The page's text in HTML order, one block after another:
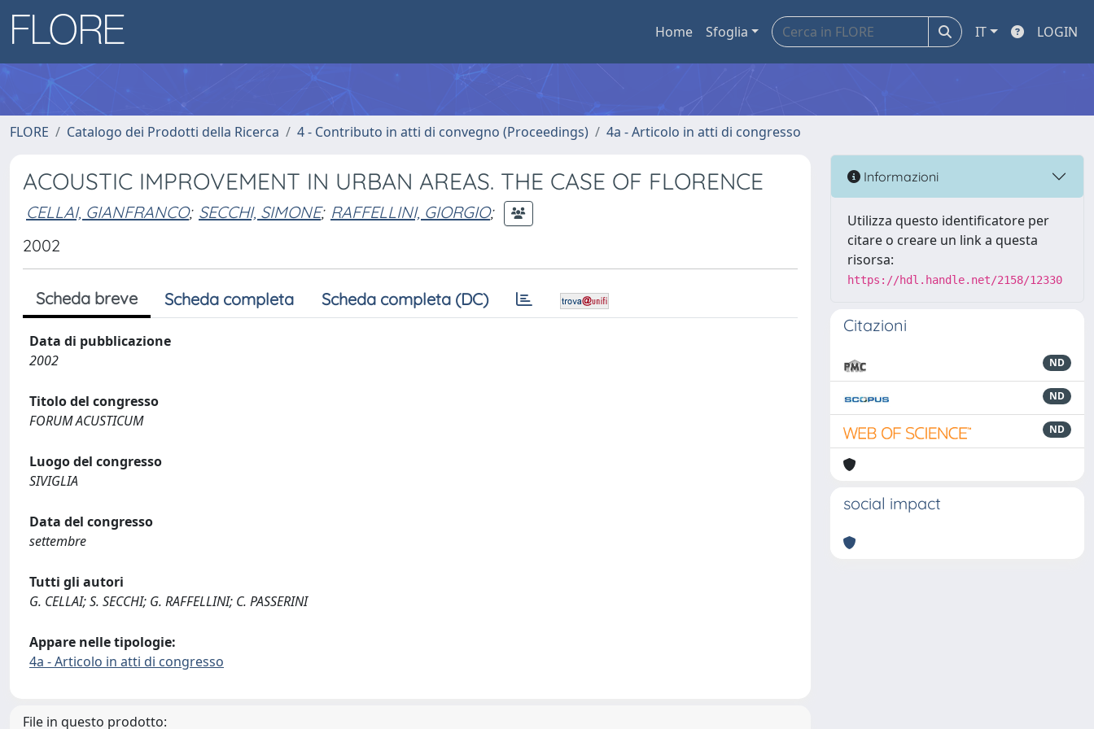
Home Sfoglia IT LOGIN
FLORE Catalogo dei Prodotti della Ricerca 4 - Contributo in atti di convegno (Proceedings) 4a - Articolo in atti di congresso
ACOUSTIC IMPROVEMENT IN URBAN AREAS. THE CASE OF FLORENCE
CELLAI, GIANFRANCO; SECCHI, SIMONE; RAFFELLINI, GIORGIO;
2002
Scheda breve Scheda completa Scheda completa (DC)
Data di pubblicazione
2002
Titolo del congresso
FORUM ACUSTICUM
Luogo del congresso
SIVIGLIA
Data del congresso
settembre
Tutti gli autori
G. CELLAI; S. SECCHI; G. RAFFELLINI; C. PASSERINI
Appare nelle tipologie:
4a - Articolo in atti di congresso
File in questo prodotto:
Informazioni
Utilizza questo identificatore per
citare o creare un link a questa
risorsa:
https://hdl.handle.net/2158/12330
Citazioni
ND
ND
ND
social impact